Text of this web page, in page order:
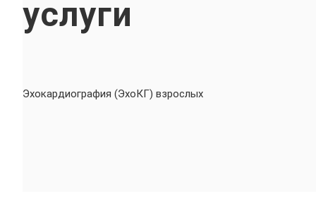
услуги
Эхокардиография (ЭхоКГ) взрослых